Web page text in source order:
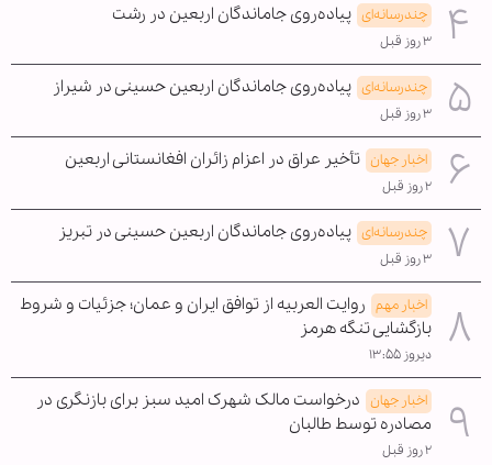
چندرسانه‌ای پیاده‌روی جاماندگان اربعین در رشت
۳ روز قبل
چندرسانه‌ای پیاده‌روی جاماندگان اربعین حسینی در شیراز
۳ روز قبل
اخبار جهان تأخیر عراق در اعزام زائران افغانستانی اربعین
۲ روز قبل
چندرسانه‌ای پیاده‌روی جاماندگان اربعین حسینی در تبریز
۳ روز قبل
اخبار مهم روایت العربیه از توافق ایران و عمان؛ جزئیات و شروط
بازگشایی تنگه هرمز
دیروز ۱۳:۵۵
اخبار جهان درخواست مالک شهرک امید سبز برای بازنگری در
مصادره توسط طالبان
۲ روز قبل